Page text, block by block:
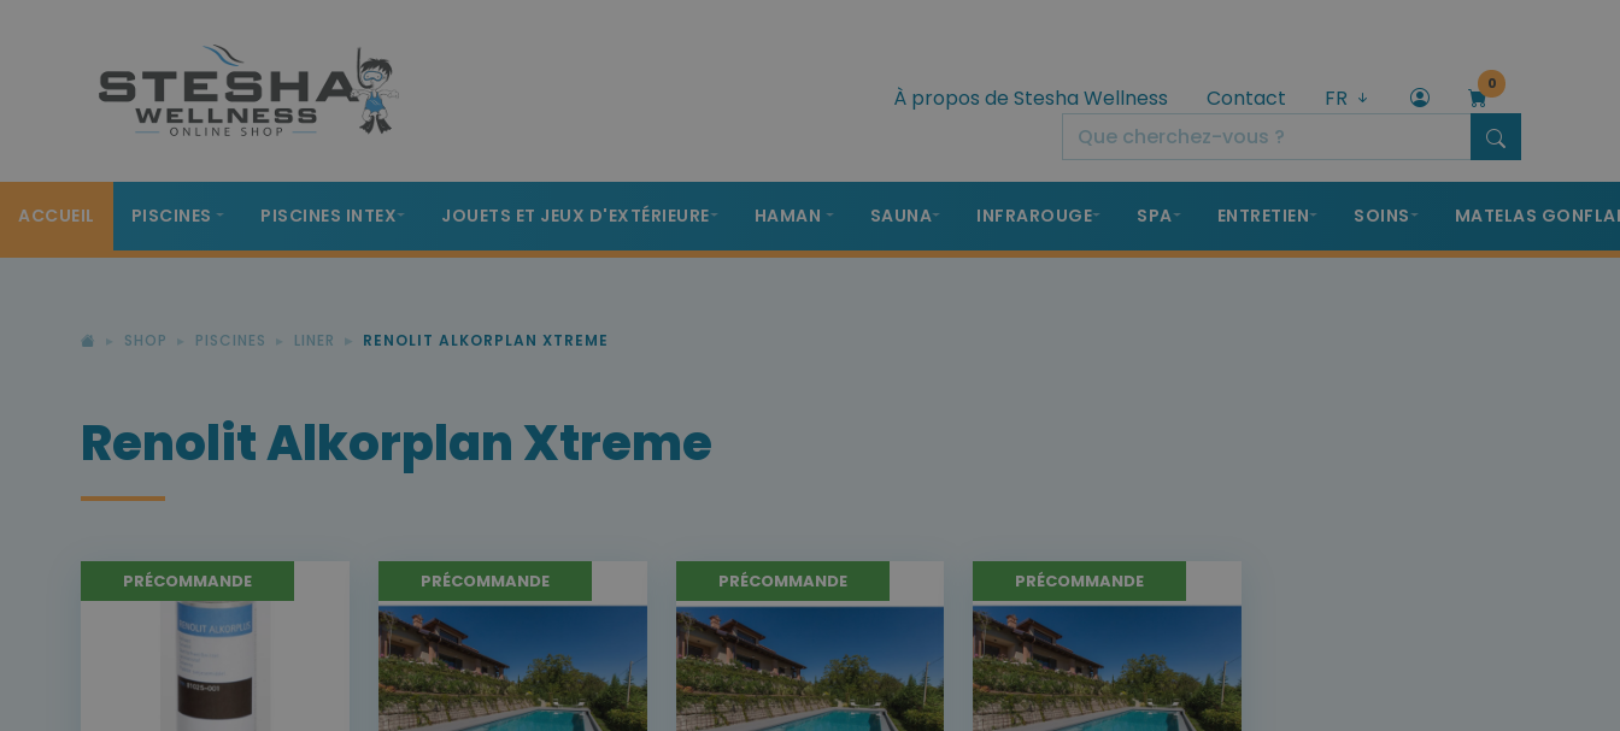
À propos de Stesha Wellness Contact FR
0
ACCUEIL PISCINES PISCINES INTEX JOUETS ET JEUX D'EXTÉRIEURE HAMAN SAUNA INFRAROUGE SPA ENTRETIEN SOINS MATELAS
SHOP PISCINES LINER RENOLIT ALKORPLAN XTREME
Renolit Alkorplan Xtreme
PRÉCOMMANDE PRÉCOMMANDE PRÉCOMMANDE PRÉCOMMANDE